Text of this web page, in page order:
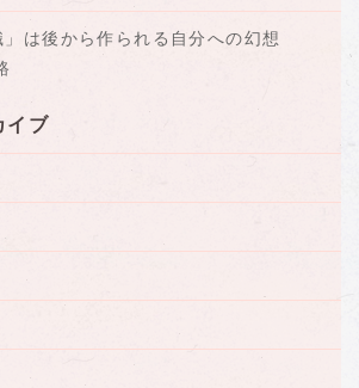
」は後から作られる自分への幻想
ブ